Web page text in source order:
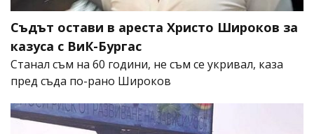
Съдът остави в ареста Христо Широков за
казуса с ВиК-Бургас
Станал съм на 60 години, не съм се укривал, каза
пред съда по-рано Широков